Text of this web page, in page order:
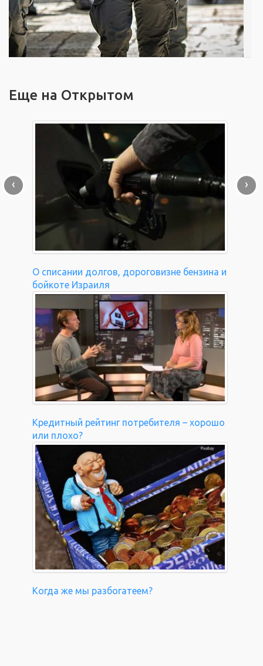
Еще на Открытом
О списании долгов, дороговизне бензина и
бойкоте Израиля
Кредитный рейтинг потребителя – хорошо
или плохо?
Когда же мы разбогатеем?
‹ ›